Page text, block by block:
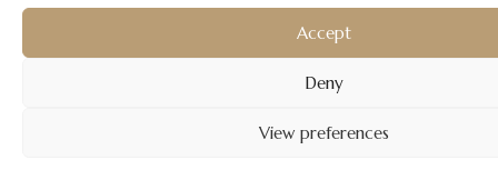
Accept
Deny
View preferences